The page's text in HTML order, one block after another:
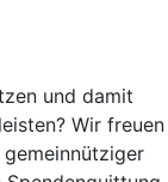
und damit
Wir freuen